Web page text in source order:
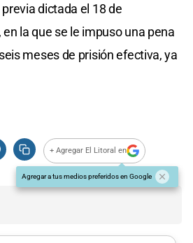
dictada el 18 de
la que se le impuso una pena
meses de prisión efectiva, ya
+ Agregar El Litoral en
Agregar a tus medios preferidos en Google